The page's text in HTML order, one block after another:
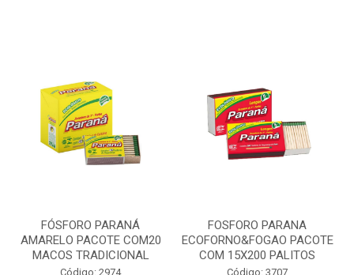
FÓSFORO PARANÁ
AMARELO PACOTE COM20
MACOS TRADICIONAL
Código: 2974
FOSFORO PARANA
ECOFORNO&FOGAO PACOTE
COM 15X200 PALITOS
Código: 3707